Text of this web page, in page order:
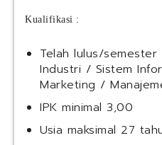
Kualifikasi :
Telah lulus/semester
Industri / Sistem
Marketing /
IPK minimal 3,00
Usia maksimal 27